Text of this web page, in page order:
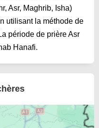
Asr, Maghrib, Isha)
utilisant la méthode de
période de prière Asr
Hanafi.